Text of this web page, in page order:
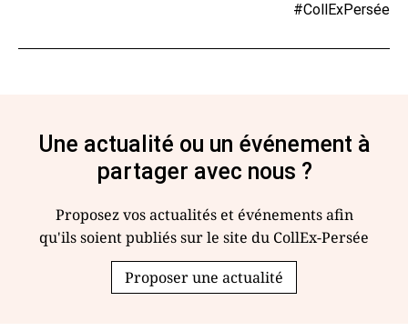
#CollExPersée
Une actualité ou un événement à
partager avec nous ?
Proposez vos actualités et événements afin
qu'ils soient publiés sur le site du CollEx-Persée
Proposer une actualité